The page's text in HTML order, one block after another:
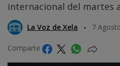
internacional del martes
La Voz de Xela 7
Comparte